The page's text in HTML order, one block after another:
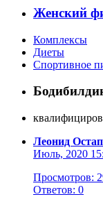
Женский
Комплексы
Диеты
Спортивное
Леонид
Июль, 2020
Просмотров:
Ответов: 0